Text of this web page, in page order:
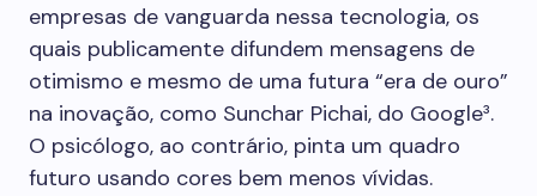
empresas de vanguarda nessa tecnologia, os
quais publicamente difundem mensagens de
otimismo e mesmo de uma futura “era de ouro”
na inovação, como Sunchar Pichai, do Google³.
O psicólogo, ao contrário, pinta um quadro
futuro usando cores bem menos vívidas.